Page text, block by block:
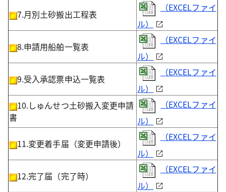
7.月別土砂搬出工程表
（EXCELファイ
ル）
8.申請用船舶一覧表
（EXCELファイ
ル）
9.受入承認票申込一覧表
（EXCELファイ
ル）
10.しゅんせつ土砂搬入変更申請
書
（EXCELファイ
ル）
11.変更着手届（変更申請後）
（EXCELファイ
ル）
12.完了届（完了時）
（EXCELファイ
ル）